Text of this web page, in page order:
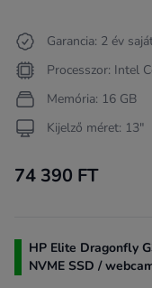
Garancia: 2 év
Processzor: Intel
Memória: 16 GB
Kijelző méret: 13"
74 390 FT
HP Elite Dragonfly
NVME SSD /